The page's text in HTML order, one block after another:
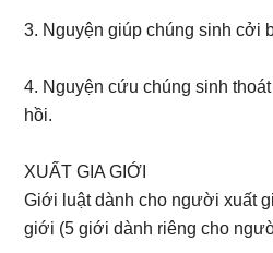
3. Nguyện giúp chúng sinh cởi
4. Nguyện cứu chúng sinh
hồi.
XUẤT GIA GIỚI
Giới luật dành cho người xuất
giới (5 giới dành riêng cho